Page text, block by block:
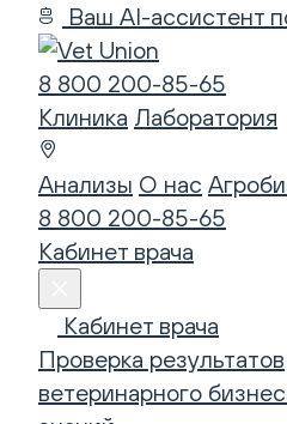
Ваш AI-ассистент
8 800 200-85-65
Клиника Лаборатория
Анализы О нас
8 800 200-85-65
Кабинет врача
Кабинет врача
Проверка результатов
ветеринарного